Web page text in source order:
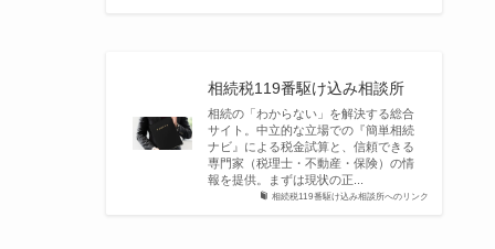
相続税119番駆け込み相談所へのリンク
相続税119番駆け込み相談所
相続の「わからない」を解決する総合
サイト。中立的な立場での『簡単相続
ナビ』による税金試算と、信頼できる
専門家（税理士・不動産・保険）の情
報を提供。まずは現状の正...